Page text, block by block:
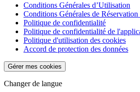
Conditions Générales d’Utilisation
Conditions Générales de Réservation
Politique de confidentialité
Politique de confidentialité de
Politique d'utilisation des cookies
Accord de protection des données
Gérer mes cookies
Changer de langue